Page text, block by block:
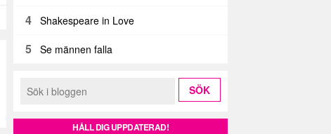
4 Shakespeare in Love
5 Se männen falla
HÅLL DIG UPPDATERAD!